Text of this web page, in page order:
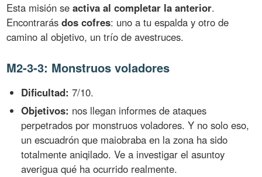
Esta misión seactiva al completar la anterior.
Encontrarásdos cofres: uno a tu espalda y otro de
camino al objetivo, un trío de avestruces.
M2-3-3: Monstruos voladores
Dificultad: 7/10.
Objetivos: nos llegan informes de ataques
perpetrados por monstruos voladores. Y no solo eso,
un escuadrón que maiobraba en la zona ha sido
totalmente aniqilado. Ve a investigar el asuntoy
averigua qué ha ocurrido realmente.